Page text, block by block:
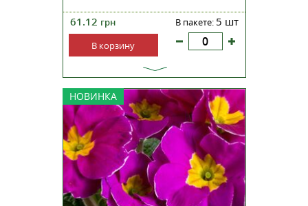
61.12 грн В пакете: 5 шт
В корзину
НОВИНКА
Примула бесстебельная Данова
F1 светло-фиолетовая —
неприхотливое растение,
обладающее непревзойденными
декоративными качествами.
Является лидером рынка средне-
ранних продаж и эталонной
серией для «Danovation». Э...